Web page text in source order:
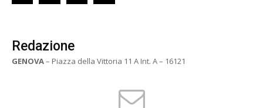
Redazione
GENOVA– Piazza della Vittoria 11 A Int. A – 16121